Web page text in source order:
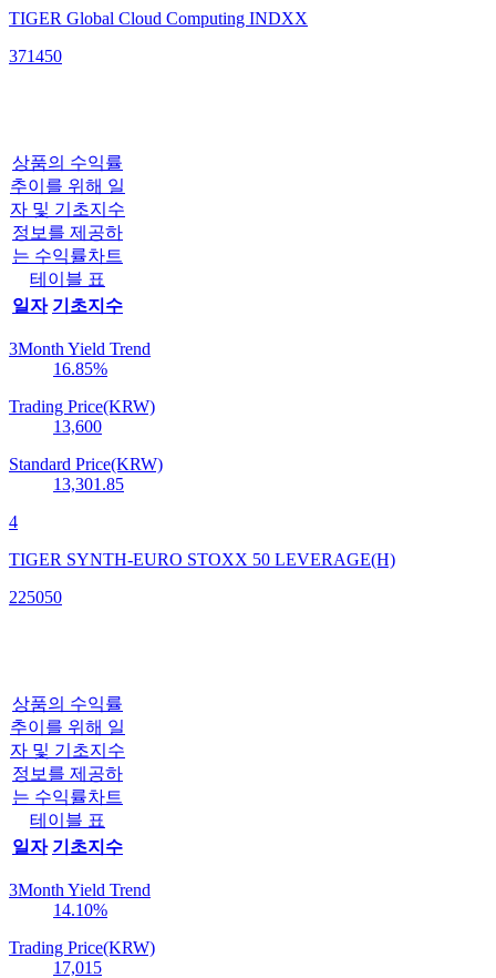
TIGER Global Cloud Computing INDXX
371450
상품의 수익률
추이를 위해 일
자 및 기초지수
정보를 제공하
는 수익률차트
테이블 표
일자 기초지수
3Month Yield Trend
16.85%
Trading Price(KRW)
13,600
Standard Price(KRW)
13,301.85
4
TIGER SYNTH-EURO STOXX 50 LEVERAGE(H)
225050
상품의 수익률
추이를 위해 일
자 및 기초지수
정보를 제공하
는 수익률차트
테이블 표
일자 기초지수
3Month Yield Trend
14.10%
Trading Price(KRW)
17,015